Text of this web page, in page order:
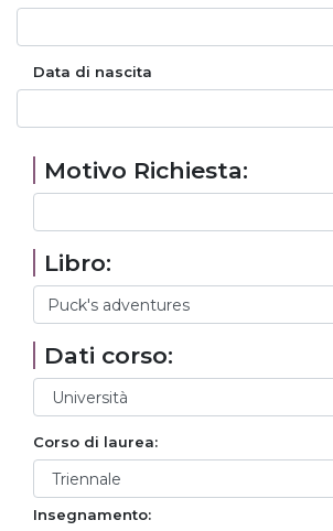
Data di nascita
Motivo Richiesta:
Libro:
Dati corso:
Corso di laurea:
Insegnamento: